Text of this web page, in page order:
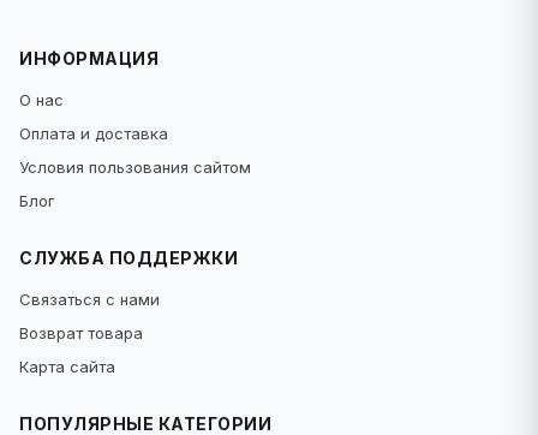
ИНФОРМАЦИЯ
О нас
Оплата и доставка
Условия пользования сайтом
Блог
СЛУЖБА ПОДДЕРЖКИ
Связаться с нами
Возврат товара
Карта сайта
ПОПУЛЯРНЫЕ КАТЕГОРИИ